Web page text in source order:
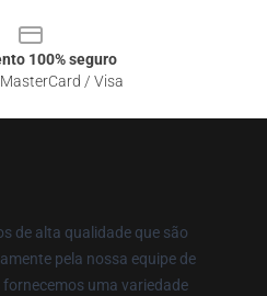
100% seguro
/ Visa
de alta qualidade que são
pela nossa equipe de
uma variedade